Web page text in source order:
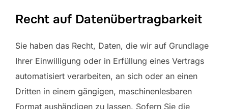
Recht auf Datenübertragbarkeit
Sie haben das Recht, Daten, die wir auf Grundlage
Ihrer Einwilligung oder in Erfüllung eines Vertrags
automatisiert verarbeiten, an sich oder an einen
Dritten in einem gängigen, maschinenlesbaren
Format aushändigen zu lassen. Sofern Sie die